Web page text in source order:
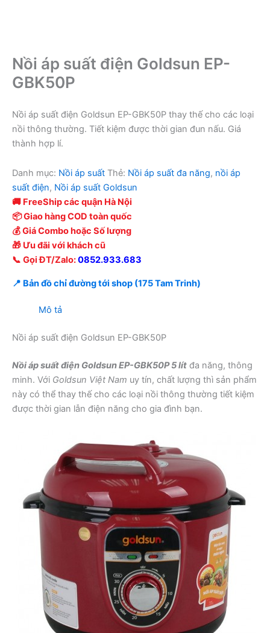
Nồi áp suất điện Goldsun EP-
GBK50P
Nồi áp suất điện Goldsun EP-GBK50P thay thế cho các loại
nồi thông thường. Tiết kiệm được thời gian đun nấu. Giá
thành hợp lí.
Danh mục: Nồi áp suất Thẻ: Nồi áp suất đa năng, nồi áp
suất điện, Nồi áp suất Goldsun
🚚 FreeShip các quận Hà Nội
📦 Giao hàng COD toàn quốc
💰 Giá Combo hoặc Số lượng
🎁 Ưu đãi với khách cũ
📞 Gọi ĐT/Zalo:0852.933.683
📍 Bản đồ chỉ đường tới shop (175 Tam Trinh)
Mô tả
Nồi áp suất điện Goldsun EP-GBK50P
Nồi áp suất điện Goldsun EP-GBK50P 5 lít đa năng, thông
minh. Với Goldsun Việt Nam uy tín, chất lượng thì sản phẩm
này có thể thay thế cho các loại nồi thông thường tiết kiệm
được thời gian lẫn điện năng cho gia đình bạn.